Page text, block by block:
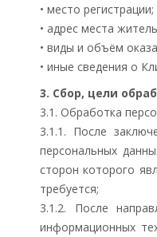
• место регистрации;
• адрес места
• виды и объём
• иные сведения о
3. Сбор, цели
3.1. Обработка
3.1.1. После
персональных
сторон которого
требуется;
3.1.2. После
информационных